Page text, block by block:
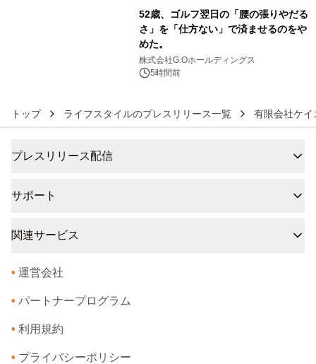
52歳、ゴルフ翌日の「腰の張りやだる
さ」を「仕方ない」で済ませるのをや
めた。
株式会社G.Oホールディングス
5時間前
トップ ライフスタイルのプレスリリース一覧 有限会社ケ
プレスリリース配信
サポート
関連サービス
• 運営会社
• パートナープログラム
• 利用規約
• プライバシーポリシー